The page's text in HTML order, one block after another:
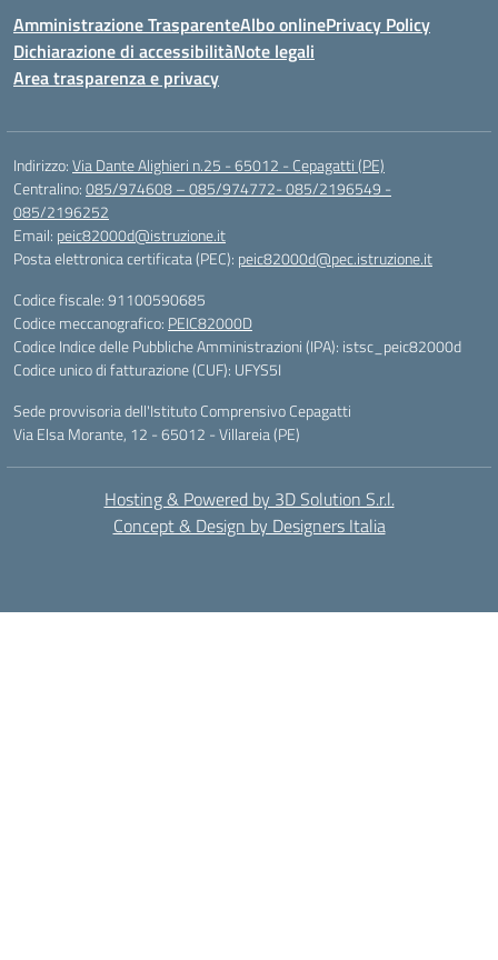
Amministrazione TrasparenteAlbo onlinePrivacy Policy
Dichiarazione di accessibilitàNote legali
Area trasparenza e privacy
Indirizzo:Via Dante Alighieri n.25 - 65012 - Cepagatti (PE)
Centralino:085/974608 – 085/974772- 085/2196549 -
085/2196252
Email: peic82000d@istruzione.it
Posta elettronica certificata (PEC): peic82000d@pec.istruzione.it
Codice fiscale: 91100590685
Codice meccanografico: PEIC82000D
Codice Indice delle Pubbliche Amministrazioni (IPA): istsc_peic82000d
Codice unico di fatturazione (CUF): UFYS5I
Sede provvisoria dell'Istituto Comprensivo Cepagatti
Via Elsa Morante, 12 - 65012 - Villareia (PE)
Hosting & Powered by 3D Solution S.r.l.
Concept & Design by Designers Italia